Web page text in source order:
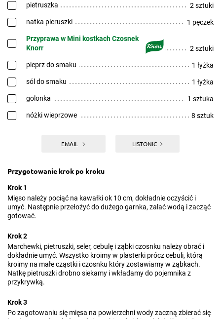
pietruszka 2 sztuki
natka pieruszki 1 pęczek
Przyprawa w Mini kostkach Czosnek
Knorr
2 sztuki
pieprz do smaku 1 łyżka
sól do smaku 1 łyżka
golonka 1 sztuka
nóżki wieprzowe 8 sztuk
EMAIL LISTONIC
Przygotowanie krok po kroku
Krok 1
Mięso należy pociąć na kawałki ok 10 cm, dokładnie oczyścić i
umyć. Następnie przełożyć do dużego garnka, zalać wodą i zacząć
gotować.
Krok 2
Marchewki, pietruszki, seler, cebulę i ząbki czosnku należy obrać i
dokładnie umyć. Wszystko kroimy w plasterki prócz cebuli, którą
kroimy na małe cząstki i czosnku który zostawiamy w ząbkach.
Natkę pietruszki drobno siekamy i wkładamy do pojemnika z
przykrywką.
Krok 3
Po zagotowaniu się mięsa na powierzchni wody zaczną zbierać się